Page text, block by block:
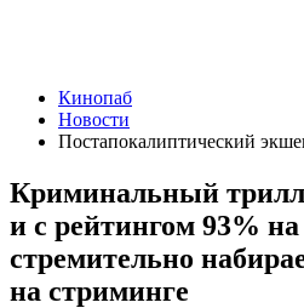
Кинопаб
Новости
Постапокалиптический
Криминальный
и с рейтингом 93%
стремительно
на стриминге